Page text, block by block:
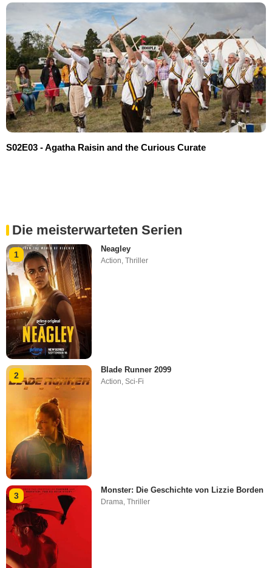
S02E03 - Agatha Raisin and the Curious Curate
Die meisterwarteten Serien
1
Neagley
Action,Thriller
2
Blade Runner 2099
Action ,Sci-Fi
3
Monster: Die Geschichte von Lizzie Borden
Drama,Thriller